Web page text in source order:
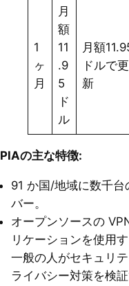
1
ヶ
月
月
額
11
.9
5
ド
ル
月額
ドルで更
新
PIAの主な特徴:
91 か国/地域に数千台
バー。
オープンソースの
リケーションを使用す
一般の人がセキュリ
ライバシー対策を検